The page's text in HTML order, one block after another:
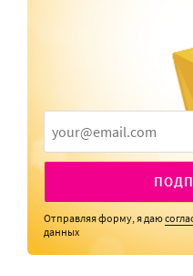
Отправляя форму, я даю
данных